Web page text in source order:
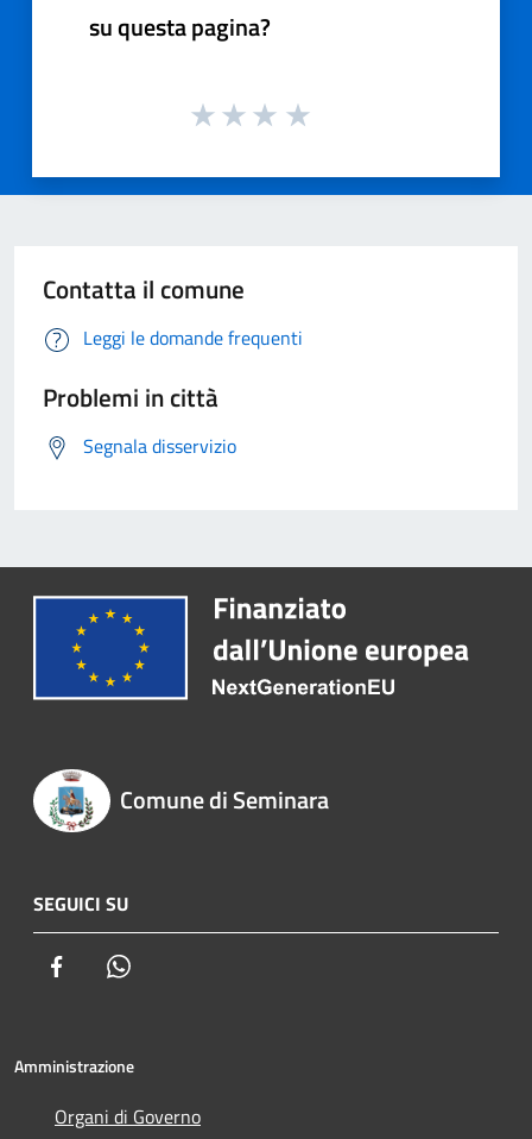
su questa pagina?
Contatta il comune
Leggi le domande frequenti
Problemi in città
Segnala disservizio
Comune di Seminara
SEGUICI SU
Facebook
Amministrazione
Organi di Governo